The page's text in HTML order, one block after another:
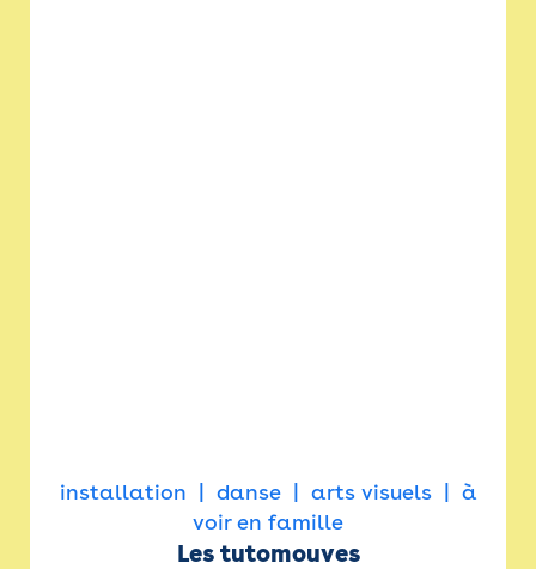
installation danse arts visuels
à
voir en famille
Les tutomouves